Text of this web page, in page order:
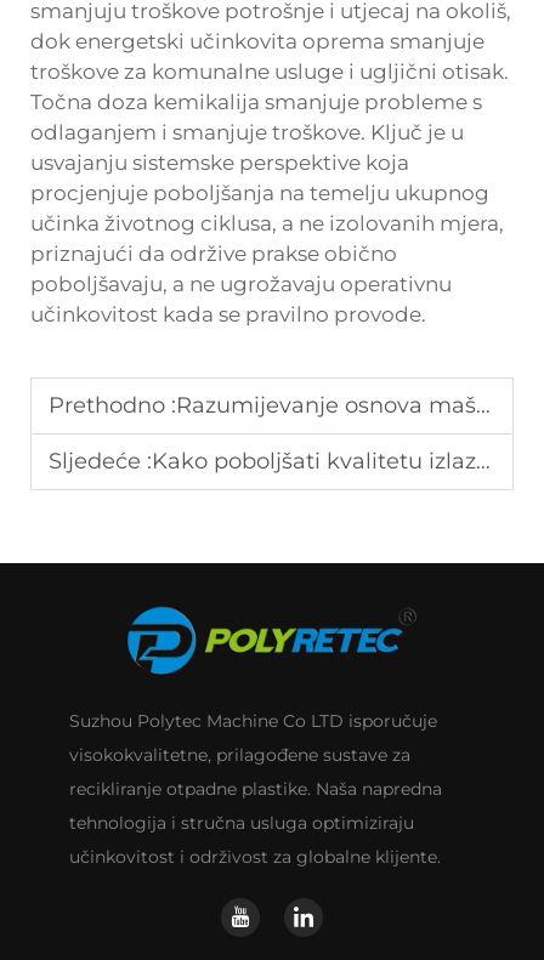
smanjuju troškove potrošnje i utjecaj na okoliš,
dok energetski učinkovita oprema smanjuje
troškove za komunalne usluge i ugljični otisak.
Točna doza kemikalija smanjuje probleme s
odlaganjem i smanjuje troškove. Ključ je u
usvajanju sistemske perspektive koja
procjenjuje poboljšanja na temelju ukupnog
učinka životnog ciklusa, a ne izolovanih mjera,
priznajući da održive prakse obično
poboljšavaju, a ne ugrožavaju operativnu
učinkovitost kada se pravilno provode.
Prethodno :Razumijevanje osnova mašine za reciklažu plastičnih folija
Sljedeće :Kako poboljšati kvalitetu izlaza na strojevima za recikliranje folije?
Suzhou Polytec Machine Co LTD isporučuje
visokokvalitetne, prilagođene sustave za
recikliranje otpadne plastike. Naša napredna
tehnologija i stručna usluga optimiziraju
učinkovitost i održivost za globalne klijente.